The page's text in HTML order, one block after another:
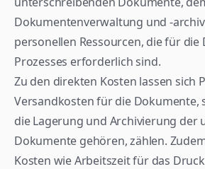
Dokumentenverwaltung und -
personellen Ressourcen, die für
Prozesses erforderlich sind.
Zu den direkten Kosten lassen sich
Versandkosten für die Dokumente,
die Lagerung und Archivierung der
Dokumente gehören, zählen.
Kosten wie Arbeitszeit für das